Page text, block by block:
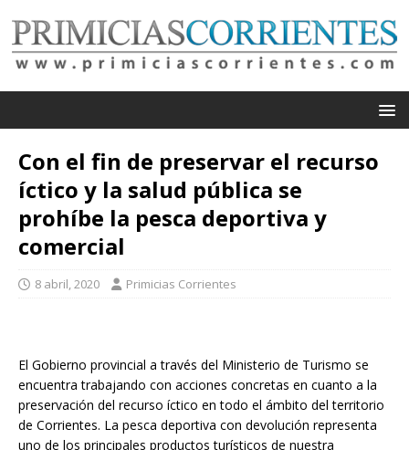
Con el fin de preservar el recurso
íctico y la salud pública se
prohíbe la pesca deportiva y
comercial
8 abril, 2020 Primicias Corrientes
El Gobierno provincial a través del Ministerio de Turismo se
encuentra trabajando con acciones concretas en cuanto a la
preservación del recurso íctico en todo el ámbito del territorio
de Corrientes. La pesca deportiva con devolución representa
uno de los principales productos turísticos de nuestra